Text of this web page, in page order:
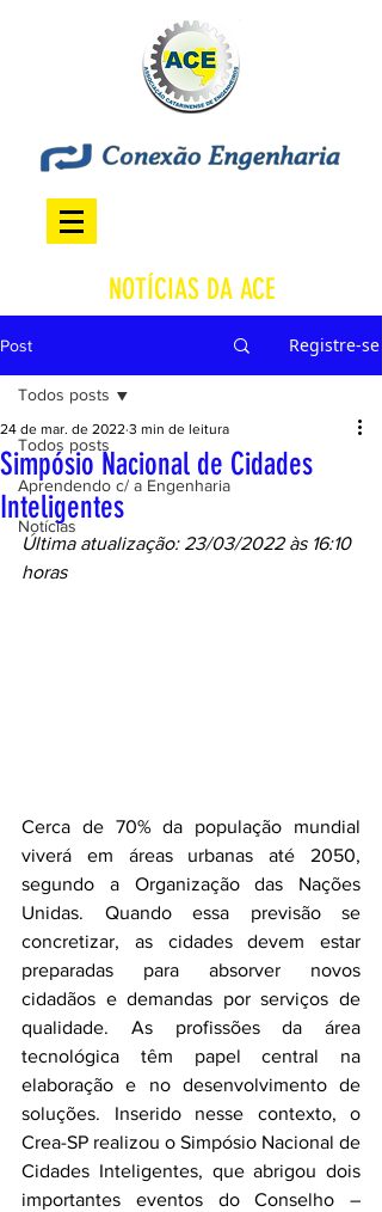
NOTÍCIAS DA ACE
Post Registre-se
Todos posts
Aprendendo c/ a Engenharia
Notícias
Todos posts
Simpósio Nacional de Cidades
Inteligentes
24 de mar. de 2022 3 min de leitura
Última atualização: 23/03/2022 às 16:10
horas
Cerca de 70% da população mundial
viverá em áreas urbanas até 2050,
segundo a Organização das Nações
Unidas. Quando essa previsão se
concretizar, as cidades devem estar
preparadas para absorver novos
cidadãos e demandas por serviços de
qualidade. As profissões da área
tecnológica têm papel central na
elaboração e no desenvolvimento de
soluções. Inserido nesse contexto, o
Crea-SP realizou o Simpósio Nacional de
Cidades Inteligentes, que abrigou dois
importantes eventos do Conselho –